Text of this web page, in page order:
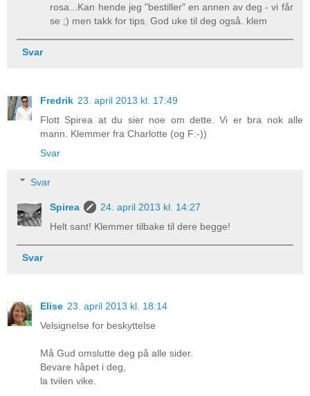
rosa...Kan hende jeg "bestiller" en annen av deg - vi får
se ;) men takk for tips. God uke til deg også. klem
Svar
Fredrik 23. april 2013 kl. 17:49
Flott Spirea at du sier noe om dette. Vi er bra nok alle
mann. Klemmer fra Charlotte (og F:-))
Svar
Svar
Spirea
24. april 2013 kl. 14:27
Helt sant! Klemmer tilbake til dere begge!
Svar
Elise 23. april 2013 kl. 18:14
Velsignelse for beskyttelse
Må Gud omslutte deg på alle sider.
Bevare håpet i deg,
la tvilen vike.